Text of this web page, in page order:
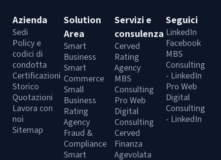
Azienda
Sedi
Policy e
codici di
condotta
Certificazioni
Storico
Quotazioni
Lavora con
noi
Sitemap
Solution
Area
Smart
Business
Smart
Commerce
Small
Business
Rating
Agency
Fraud &
Compliance
Smart
Servizi e
consulenza
Cerved
Rating
Agency
MBS
Consulting
Pro Web
Digital
Consulting
Cerved
Finanza
Agevolata
Seguici
LinkedIn
Facebook
MBS
Consulting
- LinkedIn
Pro Web
Digital
Consulting
- LinkedIn